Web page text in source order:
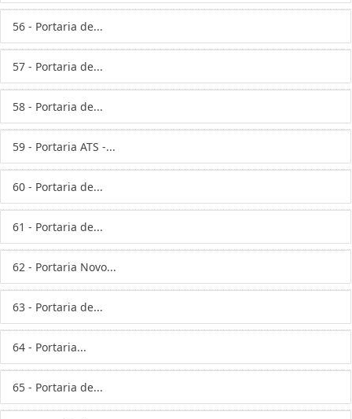
56 - Portaria de...
57 - Portaria de...
58 - Portaria de...
59 - Portaria ATS -...
60 - Portaria de...
61 - Portaria de...
62 - Portaria Novo...
63 - Portaria de...
64 - Portaria...
65 - Portaria de...